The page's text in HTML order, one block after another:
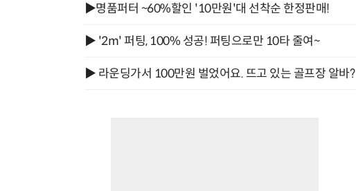
▶명품퍼터 ~60%할인 '10만원'대 선착순 한정판매!
▶ '2m' 퍼팅, 100% 성공! 퍼팅으로만 10타 줄여~
▶ 라운딩가서 100만원 벌었어요. 뜨고 있는 골프장 알바?